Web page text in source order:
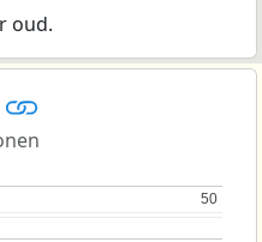
oud.
50
50